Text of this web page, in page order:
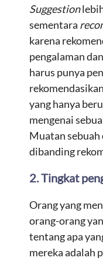
Suggestion
sementara
karena
pengalaman
harus punya
yang hanya
mengenai
Muatan
dibanding
2. Tingkat
Orang yang
orang-orang
tentang apa
mereka adalah